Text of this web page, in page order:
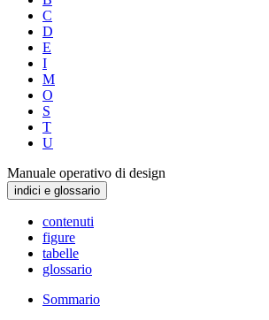
C
D
E
I
M
O
S
T
U
Manuale operativo di design
indici e glossario
contenuti
figure
tabelle
glossario
Sommario